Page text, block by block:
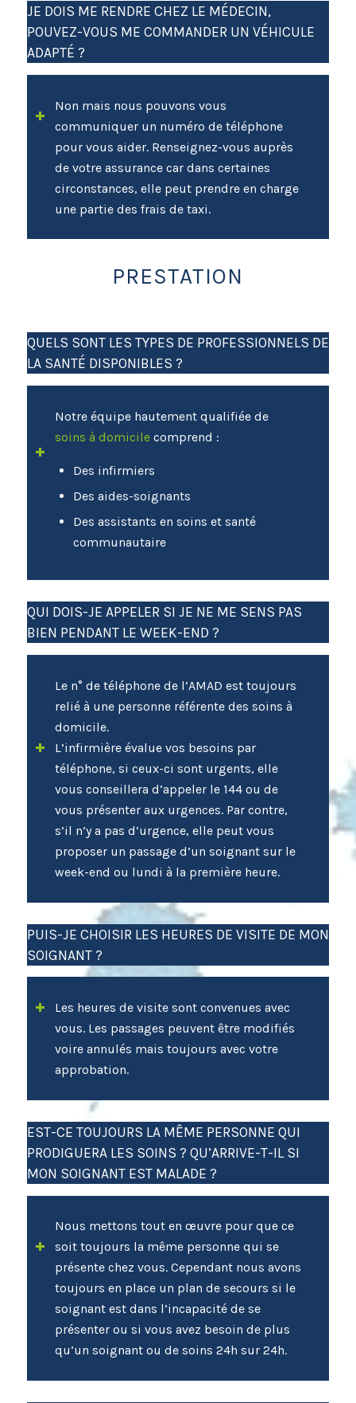
JE DOIS ME RENDRE CHEZ LE MÉDECIN,
POUVEZ-VOUS ME COMMANDER UN VÉHICULE
ADAPTÉ ?
Non mais nous pouvons vous
communiquer un numéro de téléphone
pour vous aider. Renseignez-vous auprès
de votre assurance car dans certaines
circonstances, elle peut prendre en charge
une partie des frais de taxi.
PRESTATION
QUELS SONT LES TYPES DE PROFESSIONNELS DE
LA SANTÉ DISPONIBLES ?
Notre équipe hautement qualifiée de
soins à domicilecomprend :
Des infirmiers
Des aides-soignants
Des assistants en soins et santé
communautaire
QUI DOIS-JE APPELER SI JE NE ME SENS PAS
BIEN PENDANT LE WEEK-END ?
Le n° de téléphone de l’AMAD est toujours
relié à une personne référente des soins à
domicile.
L’infirmière évalue vos besoins par
téléphone, si ceux-ci sont urgents, elle
vous conseillera d’appeler le 144 ou de
vous présenter aux urgences. Par contre,
s’il n’y a pas d’urgence, elle peut vous
proposer un passage d’un soignant sur le
week-end ou lundi à la première heure.
PUIS-JE CHOISIR LES HEURES DE VISITE DE MON
SOIGNANT ?
Les heures de visite sont convenues avec
vous. Les passages peuvent être modifiés
voire annulés mais toujours avec votre
approbation.
EST-CE TOUJOURS LA MÊME PERSONNE QUI
PRODIGUERA LES SOINS ? QU’ARRIVE-T-IL SI
MON SOIGNANT EST MALADE ?
Nous mettons tout en œuvre pour que ce
soit toujours la même personne qui se
présente chez vous. Cependant nous avons
toujours en place un plan de secours si le
soignant est dans l’incapacité de se
présenter ou si vous avez besoin de plus
qu’un soignant ou de soins 24h sur 24h.